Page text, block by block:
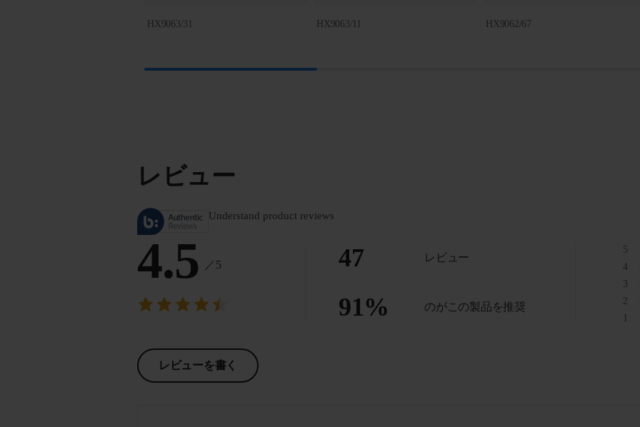
HX9063/31 HX9063/11 HX9062/67
レビュー
Understand product reviews
4.5 ／5
レビューを書く
47 レビュー
91% のがこの製品を推奨
5
4
3
2